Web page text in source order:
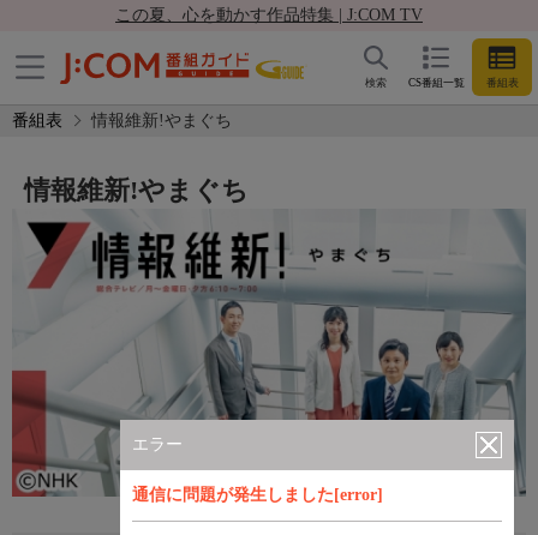
この夏、心を動かす作品特集 | J:COM TV
CS番組一覧 番組表
検索
番組表 情報維新!やまぐち
エラー
通信に問題が発生しました[error]
情報維新!やまぐち